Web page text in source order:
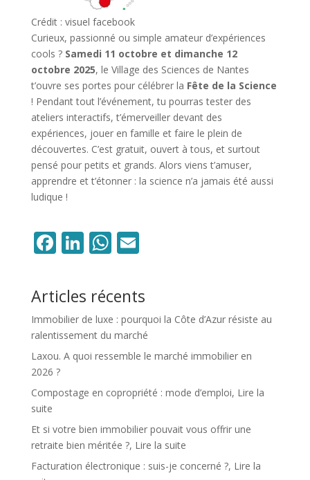
Crédit : visuel facebook
Curieux, passionné ou simple amateur d’expériences
cools ? Samedi 11 octobre et dimanche 12
octobre 2025, le Village des Sciences de Nantes
t’ouvre ses portes pour célébrer la Fête de la Science
! Pendant tout l’événement, tu pourras tester des
ateliers interactifs, t’émerveiller devant des
expériences, jouer en famille et faire le plein de
découvertes. C’est gratuit, ouvert à tous, et surtout
pensé pour petits et grands. Alors viens t’amuser,
apprendre et t’étonner : la science n’a jamais été aussi
ludique !
Facebook
LinkedIn
WhatsApp
Email
Articles récents
Immobilier de luxe : pourquoi la Côte d’Azur résiste au
ralentissement du marché
Laxou. A quoi ressemble le marché immobilier en
2026 ?
Compostage en copropriété : mode d’emploi, Lire la
suite
Et si votre bien immobilier pouvait vous offrir une
retraite bien méritée ?, Lire la suite
Facturation électronique : suis-je concerné ?, Lire la